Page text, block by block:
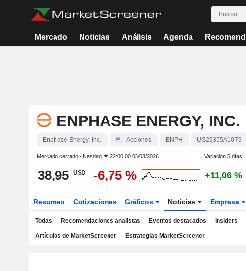
Mercado Noticias Análisis Agenda
ENPHASE ENERGY, INC.
Enphase Energy, Inc. Acciones ENPH US29355A1079
Mercado cerrado - Nasdaq 22:00:00 05/08/2026 Variación 5 días
38,95 USD -6,75 % +11,06 %
Resumen Cotizaciones Gráficos Noticias Empresa
Todas Recomendaciones analistas Eventos destacados Insiders
Artículos de MarketScreener Estrategias MarketScreener